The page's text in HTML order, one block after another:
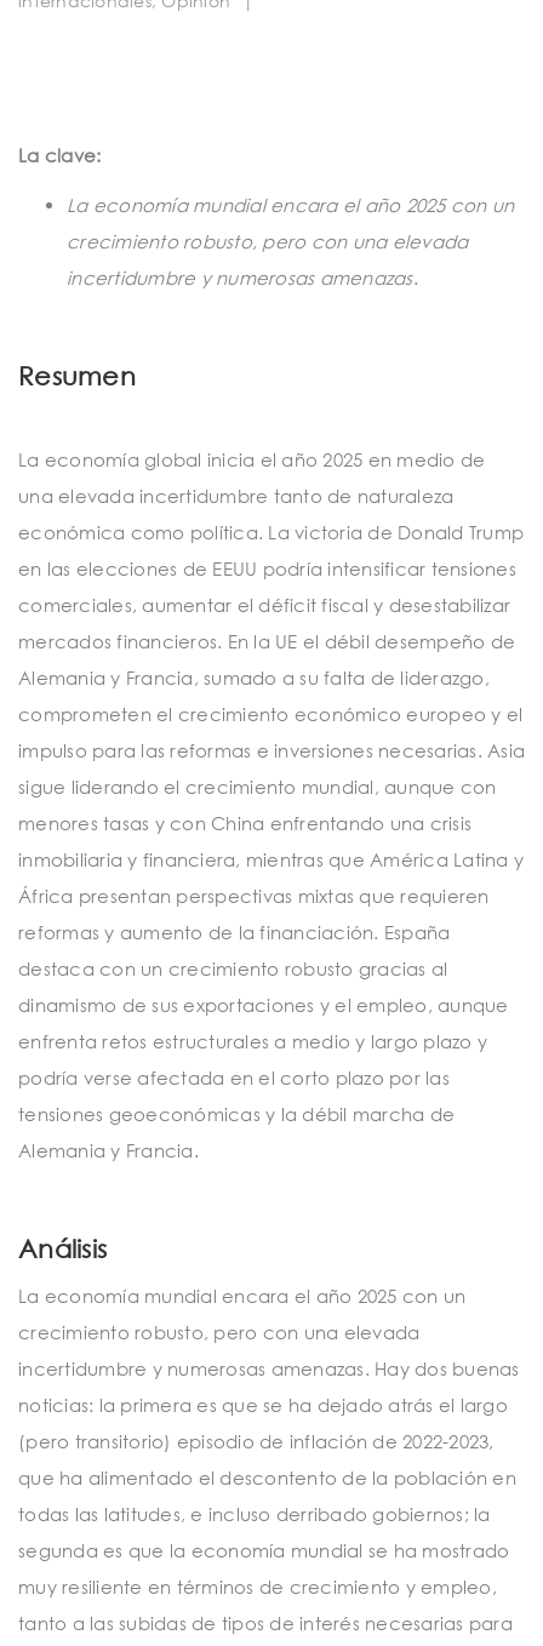
La clave:
La economía mundial encara el año 2025 con un
crecimiento robusto, pero con una elevada
incertidumbre y numerosas amenazas.
Resumen
La economía global inicia el año 2025 en medio de
una elevada incertidumbre tanto de naturaleza
económica como política. La victoria de Donald Trump
en las elecciones de EEUU podría intensificar tensiones
comerciales, aumentar el déficit fiscal y desestabilizar
mercados financieros. En la UE el débil desempeño de
Alemania y Francia, sumado a su falta de liderazgo,
comprometen el crecimiento económico europeo y el
impulso para las reformas e inversiones necesarias. Asia
sigue liderando el crecimiento mundial, aunque con
menores tasas y con China enfrentando una crisis
inmobiliaria y financiera, mientras que América Latina y
África presentan perspectivas mixtas que requieren
reformas y aumento de la financiación. España
destaca con un crecimiento robusto gracias al
dinamismo de sus exportaciones y el empleo, aunque
enfrenta retos estructurales a medio y largo plazo y
podría verse afectada en el corto plazo por las
tensiones geoeconómicas y la débil marcha de
Alemania y Francia.
Análisis
La economía mundial encara el año 2025 con un
crecimiento robusto, pero con una elevada
incertidumbre y numerosas amenazas. Hay dos buenas
noticias: la primera es que se ha dejado atrás el largo
(pero transitorio) episodio de inflación de 2022-2023,
que ha alimentado el descontento de la población en
todas las latitudes, e incluso derribado gobiernos; la
segunda es que la economía mundial se ha mostrado
muy resiliente en términos de crecimiento y empleo,
tanto a las subidas de tipos de interés necesarias para